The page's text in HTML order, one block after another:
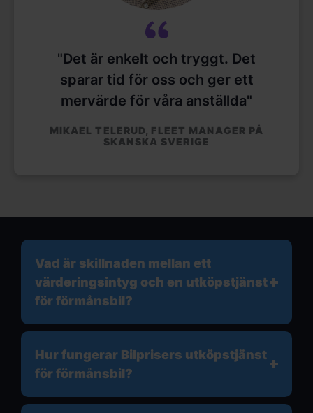
"Det är enkelt och tryggt. Det
sparar tid för oss och ger ett
mervärde för våra anställda"
MIKAEL TELERUD, FLEET MANAGER PÅ
SKANSKA SVERIGE
Vad är skillnaden mellan ett
värderingsintyg och en utköpstjänst
för förmånsbil?
Hur fungerar Bilprisers utköpstjänst
för förmånsbil?